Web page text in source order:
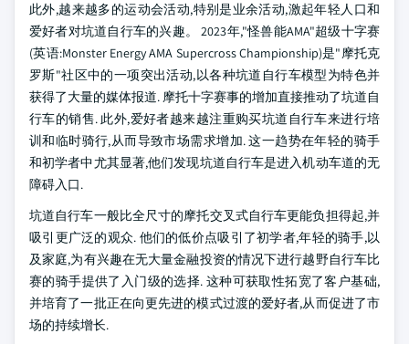
此外,越来越多的运动会活动,特别是业余活动,激起年轻人口和
爱好者对坑道自行车的兴趣。 2023年,"怪兽能AMA"超级十字赛
(英语:Monster Energy AMA Supercross Championship)是"摩托克
罗斯"社区中的一项突出活动,以各种坑道自行车模型为特色并
获得了大量的媒体报道. 摩托十字赛事的增加直接推动了坑道自
行车的销售. 此外,爱好者越来越注重购买坑道自行车来进行培
训和临时骑行,从而导致市场需求增加. 这一趋势在年轻的骑手
和初学者中尤其显著,他们发现坑道自行车是进入机动车道的无
障碍入口.
坑道自行车一般比全尺寸的摩托交叉式自行车更能负担得起,并
吸引更广泛的观众. 他们的低价点吸引了初学者,年轻的骑手,以
及家庭,为有兴趣在无大量金融投资的情况下进行越野自行车比
赛的骑手提供了入门级的选择. 这种可获取性拓宽了客户基础,
并培育了一批正在向更先进的模式过渡的爱好者,从而促进了市
场的持续增长.